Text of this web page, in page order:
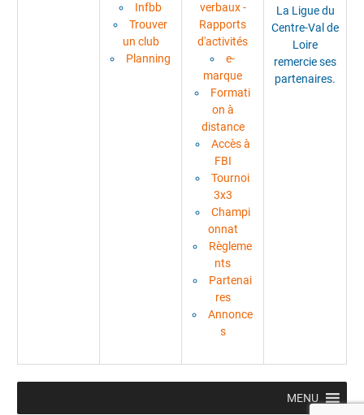
Infbb
Trouver
un club
Planning
verbaux -
Rapports
d'activités
e-
marque
Formati
on à
distance
Accès à
FBI
Tournoi
3x3
Champi
onnat
Règleme
nts
Partenai
res
Annonce
s
La Ligue du
Centre-Val de
Loire
remercie ses
partenaires.
MENU